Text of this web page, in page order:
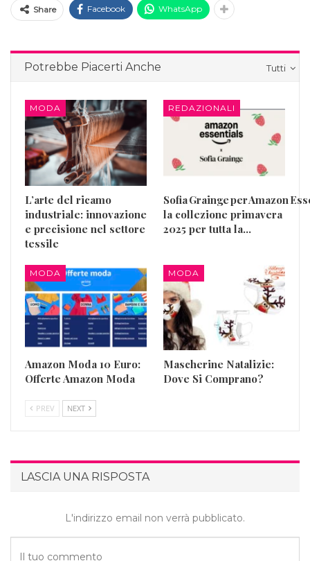
Share Facebook WhatsApp
Tutti
Potrebbe Piacerti Anche
MODA
L’arte del ricamo
industriale: innovazione
e precisione nel settore
tessile
REDAZIONALI
Sofia Grainge per Amazon
la collezione primavera
2025 per tutta la…
MODA
Amazon Moda 10 Euro:
Offerte Amazon Moda
MODA
Mascherine Natalizie:
Dove Si Comprano?
PREV NEXT
LASCIA UNA RISPOSTA
L'indirizzo email non verrà pubblicato.